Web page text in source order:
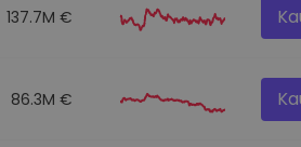
137.7M €
86.3M €